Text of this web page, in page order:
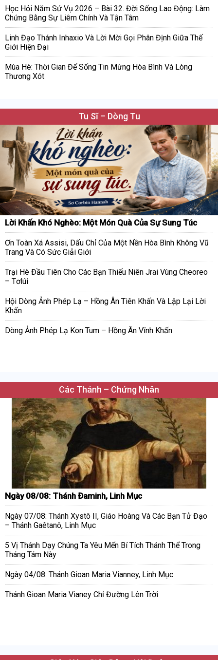
Học Hỏi Năm Sứ Vụ 2026 – Bài 32. Đời Sống Lao Động: Làm
Chứng Bằng Sự Liêm Chính Và Tận Tâm
Linh Đạo Thánh Inhaxio Và Lời Mời Gọi Phân Định Giữa Thế
Giới Hiện Đại
Mùa Hè: Thời Gian Để Sống Tin Mừng Hòa Bình Và Lòng
Thương Xót
Tu Sĩ – Dòng Tu
Lời Khấn Khó Nghèo: Một Món Quà Của Sự Sung Túc
Ơn Toàn Xá Assisi, Dấu Chỉ Của Một Nền Hòa Bình Không Vũ
Trang Và Có Sức Giải Giới
Trại Hè Đầu Tiên Cho Các Bạn Thiếu Niên Jrai Vùng Cheoreo
– Tơlúi
Hội Dòng Ảnh Phép Lạ – Hồng Ân Tiên Khấn Và Lặp Lại Lời
Khấn
Dòng Ảnh Phép Lạ Kon Tum – Hồng Ân Vĩnh Khấn
Các Thánh – Chứng Nhân
Ngày 08/08: Thánh Đaminh, Linh Mục
Ngày 07/08: Thánh Xystô II, Giáo Hoàng Và Các Bạn Tử Đạo
– Thánh Gaêtanô, Linh Mục
5 Vị Thánh Dạy Chúng Ta Yêu Mến Bí Tích Thánh Thể Trong
Tháng Tám Này
Ngày 04/08: Thánh Gioan Maria Vianney, Linh Mục
Thánh Gioan Maria Vianey Chỉ Đường Lên Trời